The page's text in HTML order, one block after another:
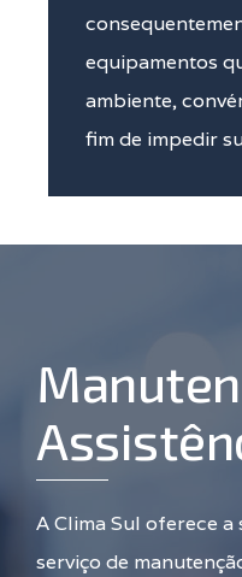
equipamentos
ambiente,
fim de impedir
A Clima Sul oferece a
serviço de